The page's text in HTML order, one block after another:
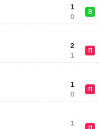
1
0
В
2
1
П
1
0
П
1